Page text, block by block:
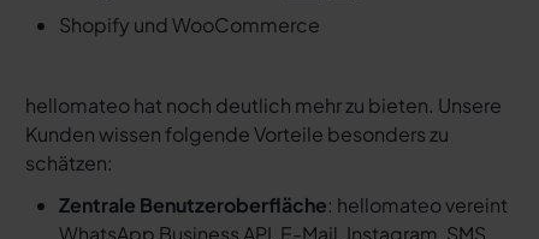
Shopify und WooCommerce
hellomateo hat noch deutlich mehr zu bieten. Unsere
Kunden wissen folgende Vorteile besonders zu
schätzen:
Zentrale Benutzeroberfläche: hellomateo vereint
WhatsApp Business API, E-Mail, Instagram, SMS